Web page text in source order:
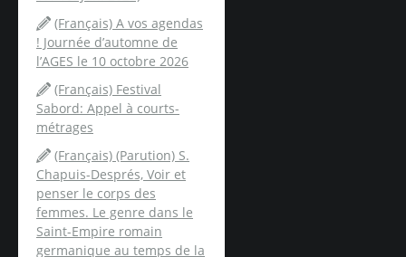
(Français) A vos agendas
! Journée d’automne de
l’AGES le 10 octobre 2026
(Français) Festival
Sabord: Appel à courts-
métrages
(Français) (Parution) S.
Chapuis-Després, Voir et
penser le corps des
femmes. Le genre dans le
Saint-Empire romain
germanique au temps de la